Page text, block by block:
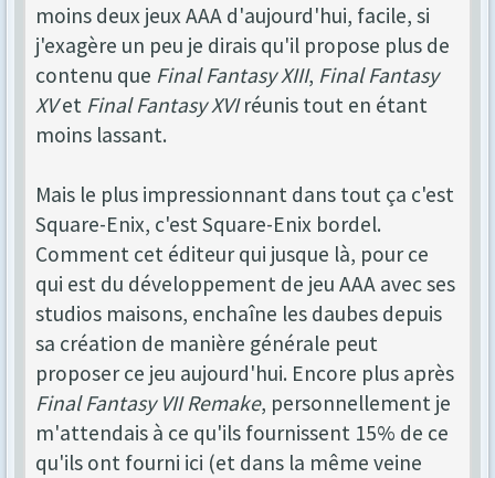
moins deux jeux AAA d'aujourd'hui, facile, si
j'exagère un peu je dirais qu'il propose plus de
contenu que Final Fantasy XIII, Final Fantasy
XVet Final Fantasy XVIréunis tout en étant
moins lassant.
Mais le plus impressionnant dans tout ça c'est
Square-Enix, c'est Square-Enix bordel.
Comment cet éditeur qui jusque là, pour ce
qui est du développement de jeu AAA avec ses
studios maisons, enchaîne les daubes depuis
sa création de manière générale peut
proposer ce jeu aujourd'hui. Encore plus après
Final Fantasy VII Remake, personnellement je
m'attendais à ce qu'ils fournissent 15% de ce
qu'ils ont fourni ici (et dans la même veine